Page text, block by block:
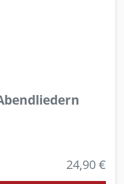
24,90 €